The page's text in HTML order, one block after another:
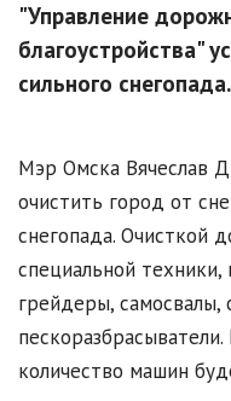
"Управление
благоустройства"
сильного снегопада.
Мэр Омска Вячеслав
очистить город от
снегопада. Очисткой
специальной
грейдеры, самосвалы,
количество машин